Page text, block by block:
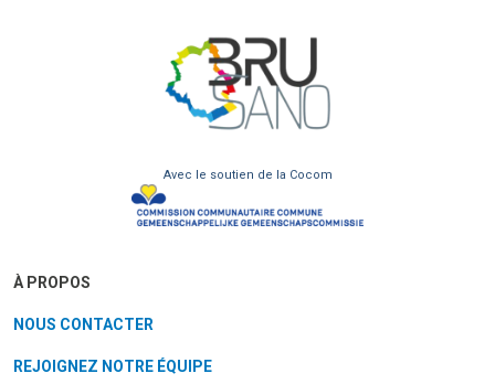
Avec le soutien de la Cocom
À PROPOS
NOUS CONTACTER
REJOIGNEZ NOTRE ÉQUIPE